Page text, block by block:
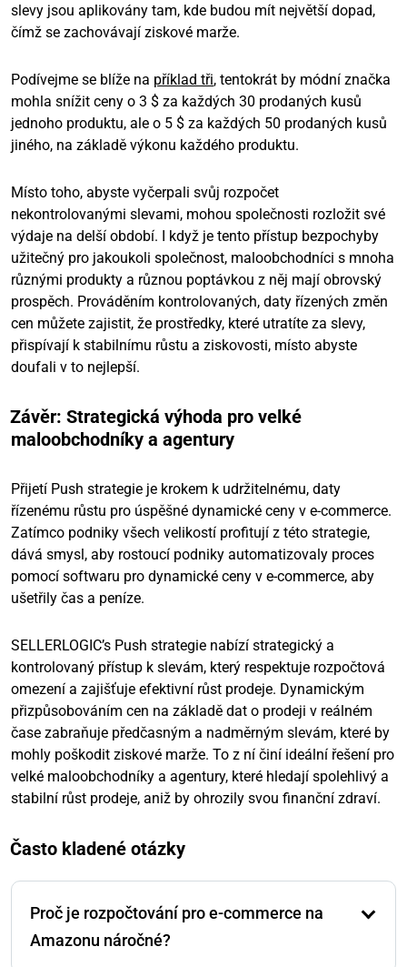
slevy jsou aplikovány tam, kde budou mít největší dopad,
čímž se zachovávají ziskové marže.
Podívejme se blíže na příklad tři, tentokrát by módní značka
mohla snížit ceny o 3 $ za každých 30 prodaných kusů
jednoho produktu, ale o 5 $ za každých 50 prodaných kusů
jiného, na základě výkonu každého produktu.
Místo toho, abyste vyčerpali svůj rozpočet
nekontrolovanými slevami, mohou společnosti rozložit své
výdaje na delší období. I když je tento přístup bezpochyby
užitečný pro jakoukoli společnost, maloobchodníci s mnoha
různými produkty a různou poptávkou z něj mají obrovský
prospěch. Prováděním kontrolovaných, daty řízených změn
cen můžete zajistit, že prostředky, které utratíte za slevy,
přispívají k stabilnímu růstu a ziskovosti, místo abyste
doufali v to nejlepší.
Závěr: Strategická výhoda pro velké
maloobchodníky a agentury
Přijetí Push strategie je krokem k udržitelnému, daty
řízenému růstu pro úspěšné dynamické ceny v e-commerce.
Zatímco podniky všech velikostí profitují z této strategie,
dává smysl, aby rostoucí podniky automatizovaly proces
pomocí softwaru pro dynamické ceny v e-commerce, aby
ušetřily čas a peníze.
SELLERLOGIC’s Push strategie nabízí strategický a
kontrolovaný přístup k slevám, který respektuje rozpočtová
omezení a zajišťuje efektivní růst prodeje. Dynamickým
přizpůsobováním cen na základě dat o prodeji v reálném
čase zabraňuje předčasným a nadměrným slevám, které by
mohly poškodit ziskové marže. To z ní činí ideální řešení pro
velké maloobchodníky a agentury, které hledají spolehlivý a
stabilní růst prodeje, aniž by ohrozily svou finanční zdraví.
Často kladené otázky
Proč je rozpočtování pro e-commerce na
Amazonu náročné?